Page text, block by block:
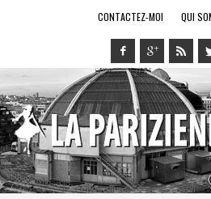
CONTACTEZ-MOI QUI